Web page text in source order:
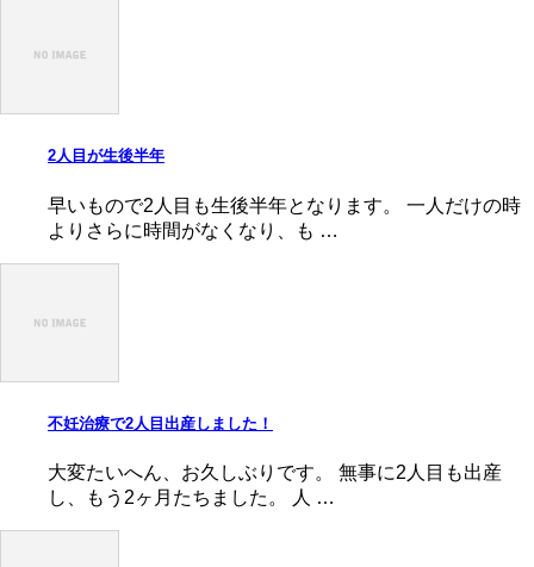
2人目が生後半年
早いもので2人目も生後半年となります。 一人だけの時
よりさらに時間がなくなり、も …
不妊治療で2人目出産しました！
大変たいへん、お久しぶりです。 無事に2人目も出産
し、もう2ヶ月たちました。 人 …